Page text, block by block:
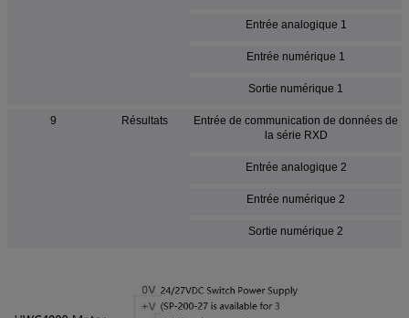
Entrée analogique 1
Entrée numérique 1
Sortie numérique 1
9 Résultats
Entrée de communication de données de
la série RXD
Entrée analogique 2
Entrée numérique 2
Sortie numérique 2